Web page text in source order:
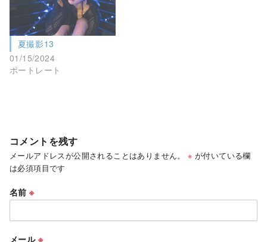
夏撮影13
01/15/2024
ポートレート
コメントを残す
メールアドレスが公開されることはありません。 ※ が付いている欄
は必須項目です
名前※
メール ※